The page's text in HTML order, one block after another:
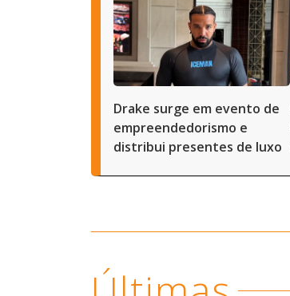
Drake surge em evento de
empreendedorismo e
distribui presentes de luxo